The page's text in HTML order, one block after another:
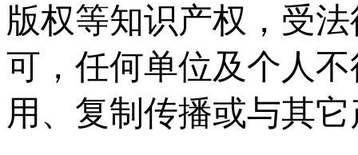
版权等知识产权，受
可，任何单位及个人
用、复制传播或与其